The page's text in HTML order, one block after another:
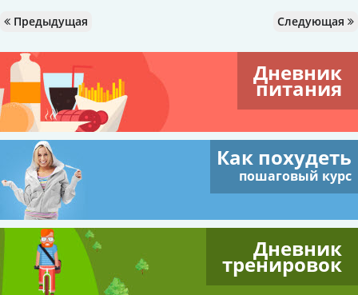
Предыдущая Следующая
Дневник
питания
Как похудеть
пошаговый курс
Дневник
тренировок